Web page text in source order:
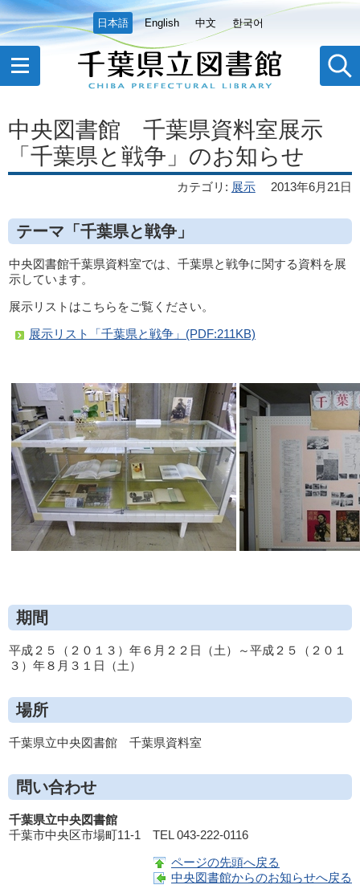
日本語 English 中文 한국어
中央図書館 千葉県資料室展示
「千葉県と戦争」のお知らせ
カテゴリ : 展示 2013年6月21日
テーマ「千葉県と戦争」
中央図書館千葉県資料室では、千葉県と戦争に関する資料を展
示しています。
展示リストはこちらをご覧ください。
展示リスト「千葉県と戦争」(PDF:211KB)
期間
平成２５（２０１３）年６月２２日（土）～平成２５（２０１
３）年８月３１日（土）
場所
千葉県立中央図書館 千葉県資料室
問い合わせ
千葉県立中央図書館
千葉市中央区市場町11-1 TEL 043-222-0116
ページの先頭へ戻る
中央図書館からのお知らせへ戻る